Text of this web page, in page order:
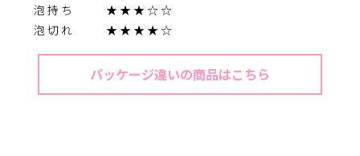
泡持ち
★★★☆☆
泡切れ
★★★★☆
パッケージ違いの商品はこちら